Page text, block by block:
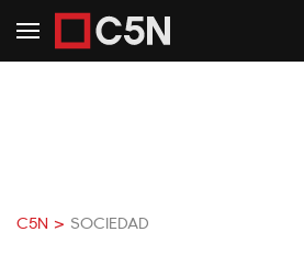
C5N > SOCIEDAD